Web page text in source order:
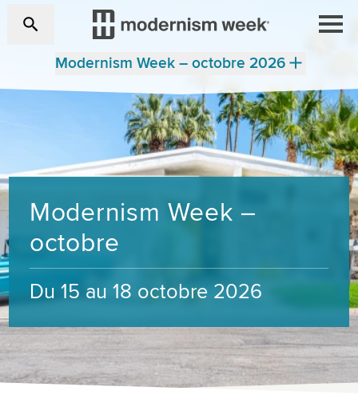
Modernism Week – octobre 2026
Modernism Week –
octobre
Du 15 au 18 octobre 2026